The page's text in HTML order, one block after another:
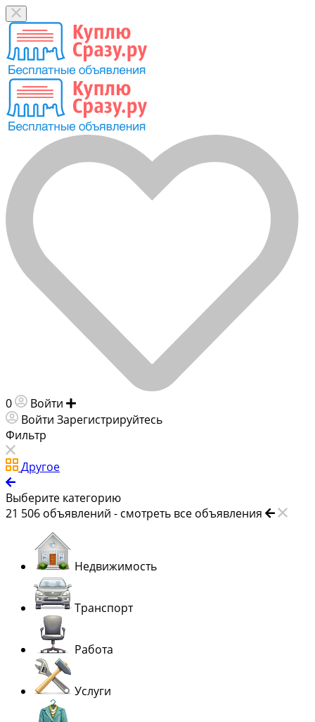
0 Войти
Войти Зарегистрируйтесь
Фильтр
Другое
Выберите категорию
21 506 объявлений - смотреть все объявления
Недвижимость
Транспорт
Работа
Услуги